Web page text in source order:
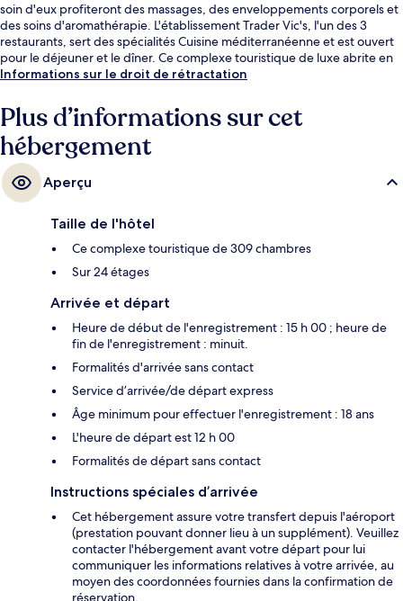
soin d'eux profiteront des massages, des enveloppements corporels et
des soins d'aromathérapie. L'établissement Trader Vic's, l'un des 3
restaurants, sert des spécialités Cuisine méditerranéenne et est ouvert
pour le déjeuner et le dîner. Ce complexe touristique de luxe abrite en
outre 6 bars/lounges, un bar en bord de piscine et un centre de remise
attentionné et la proximité avec la plage.
Informations sur le droit de rétractation
Plus d’informations sur cet
hébergement
Aperçu
Taille de l'hôtel
Ce complexe touristique de 309 chambres
Sur 24 étages
Arrivée et départ
Heure de début de l'enregistrement : 15 h 00 ; heure de
fin de l'enregistrement : minuit.
Formalités d'arrivée sans contact
Service d’arrivée/de départ express
Âge minimum pour effectuer l'enregistrement : 18 ans
L'heure de départ est 12 h 00
Formalités de départ sans contact
Instructions spéciales d’arrivée
Cet hébergement assure votre transfert depuis l'aéroport
(prestation pouvant donner lieu à un supplément). Veuillez
contacter l'hébergement avant votre départ pour lui
communiquer les informations relatives à votre arrivée, au
moyen des coordonnées fournies dans la confirmation de
réservation.